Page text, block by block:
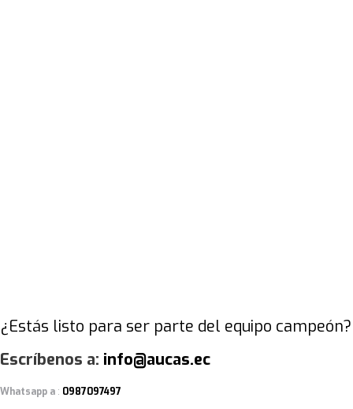
¿Estás listo para ser parte del equipo campeón?
Escríbenos a: info@aucas.ec
Whatsapp a : 0987097497